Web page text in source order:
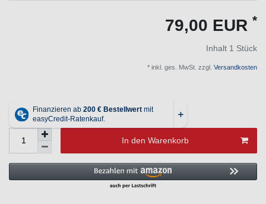
79,00 EUR *
Inhalt 1 Stück
* inkl. ges. MwSt. zzgl. Versandkosten
In den Warenkorb